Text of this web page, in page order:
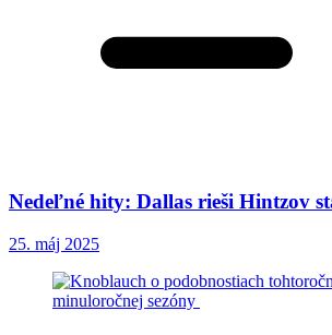
Nedeľné hity: Dallas rieši Hintzov
25. máj 2025